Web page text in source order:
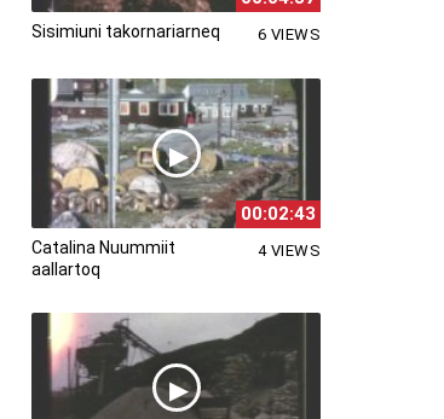
Sisimiuni takornariarneq 6 VIEWS
00:02:43
Catalina Nuummiit
aallartoq
4 VIEWS